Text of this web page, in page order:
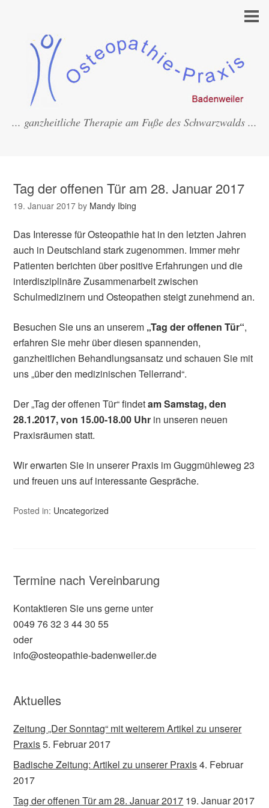
... ganzheitliche Therapie am Fuße des Schwarzwalds ...
Tag der offenen Tür am 28. Januar 2017
19. Januar 2017 by Mandy Ibing
Das Interesse für Osteopathie hat in den letzten Jahren
auch in Deutschland stark zugenommen. Immer mehr
Patienten berichten über positive Erfahrungen und die
interdisziplinäre Zusammenarbeit zwischen
Schulmedizinern und Osteopathen steigt zunehmend an.
Besuchen Sie uns an unserem „Tag der offenen Tür“,
erfahren Sie mehr über diesen spannenden,
ganzheitlichen Behandlungsansatz und schauen Sie mit
uns „über den medizinischen Tellerrand“.
Der „Tag der offenen Tür“ findetam Samstag, den
28.1.2017, von 15.00-18.00 Uhr in unseren neuen
Praxisräumen statt.
Wir erwarten Sie in unserer Praxis im Guggmühleweg 23
und freuen uns auf interessante Gespräche.
Posted in: Uncategorized
Termine nach Vereinbarung
Kontaktieren Sie uns gerne unter
0049 76 32 3 44 30 55
oder
info@osteopathie-badenweiler.de
Aktuelles
Zeitung „Der Sonntag“ mit weiterem Artikel zu unserer
Praxis5. Februar 2017
Badische Zeitung: Artikel zu unserer Praxis4. Februar
2017
Tag der offenen Tür am 28. Januar 2017 19. Januar 2017